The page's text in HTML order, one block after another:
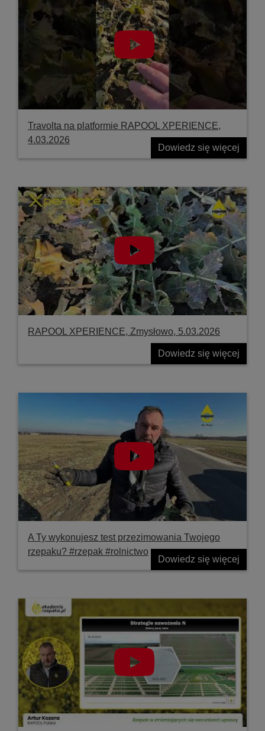
Travolta na platformie RAPOOL XPERIENCE,
4.03.2026
Dowiedz się więcej
RAPOOL XPERIENCE, Zmysłowo, 5.03.2026
Dowiedz się więcej
A Ty wykonujesz test przezimowania Twojego
rzepaku? #rzepak #rolnictwo
Dowiedz się więcej